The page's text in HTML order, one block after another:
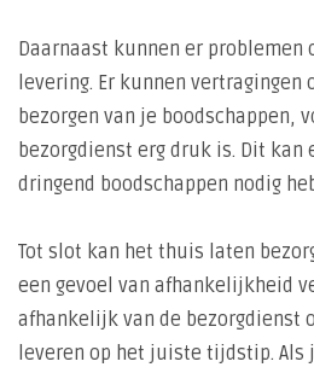
Daarnaast kunnen er problemen
levering. Er kunnen vertragingen
bezorgen van je boodschappen,
bezorgdienst erg druk is. Dit kan
dringend boodschappen nodig
Tot slot kan het thuis laten
een gevoel van afhankelijkheid
afhankelijk van de bezorgdienst
leveren op het juiste tijdstip. Als